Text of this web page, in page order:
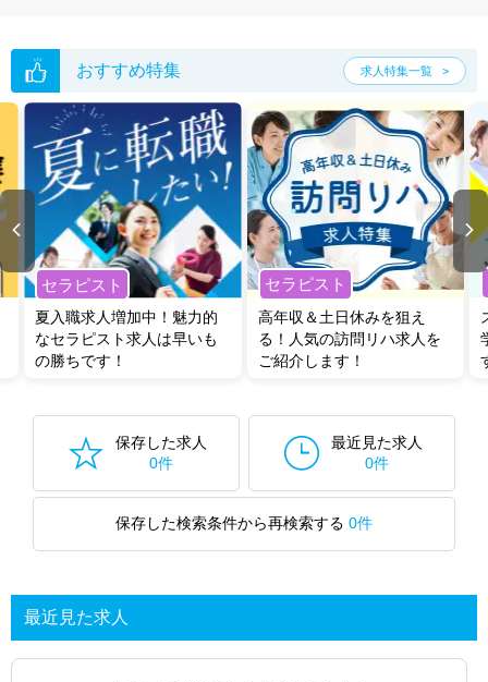
おすすめ特集 求人特集一覧
セラピスト
夏入職求人増加中！魅力的
なセラピスト求人は早いも
の勝ちです！
セラピスト
高年収＆土日休みを狙え
る！人気の訪問リハ求人を
ご紹介します！
保存した求人
0件
最近見た求人
0件
保存した検索条件から再検索する 0件
最近見た求人